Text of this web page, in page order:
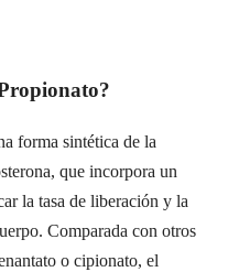
forma sintética de la
que incorpora un
la tasa de liberación y la
Comparada con otros
o cipionato, el